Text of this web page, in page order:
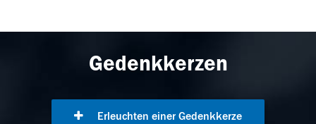
Gedenkkerzen
Erleuchten einer Gedenkkerze